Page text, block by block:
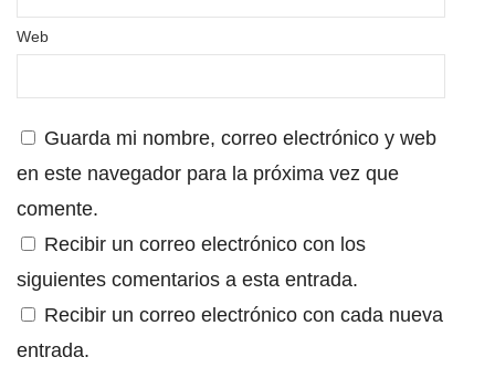
Web
Guarda mi nombre, correo electrónico y web
en este navegador para la próxima vez que
comente.
Recibir un correo electrónico con los
siguientes comentarios a esta entrada.
Recibir un correo electrónico con cada nueva
entrada.